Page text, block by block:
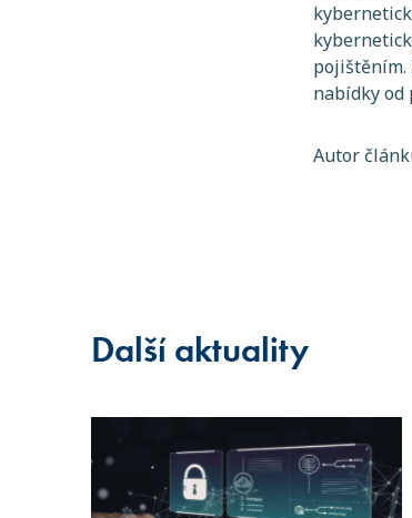
pojištěním.
nabídky
Autor
Další aktuality